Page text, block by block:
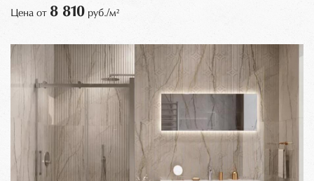
Цена от 8 810 руб./м²